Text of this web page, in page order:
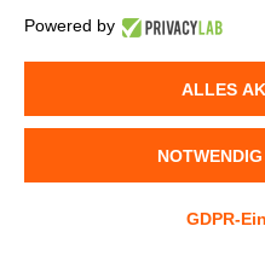
Powered by
ALLES
GDPR-